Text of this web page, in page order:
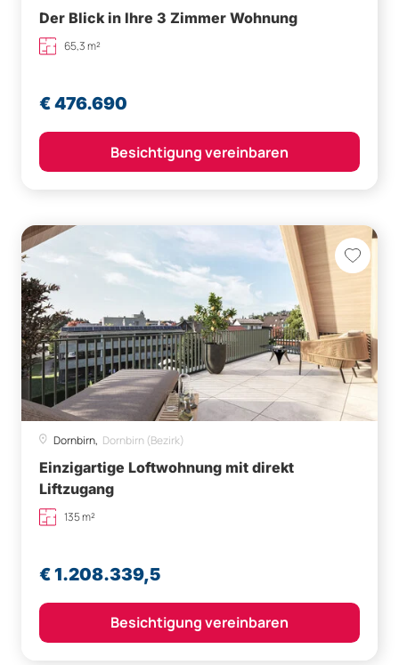
Der Blick in Ihre 3 Zimmer Wohnung
65,3 m²
€ 476.690
Besichtigung vereinbaren
Dornbirn, Dornbirn (Bezirk)
Einzigartige Loftwohnung mit direkt
Liftzugang
135 m²
€ 1.208.339,5
Besichtigung vereinbaren